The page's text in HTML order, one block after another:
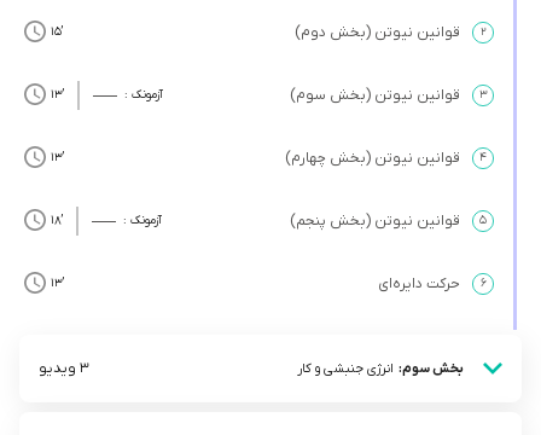
۲ قوانین نیوتن (بخش دوم) ’15
۳ قوانین نیوتن (بخش سوم) آزمونک : ’13
۴ قوانین نیوتن (بخش چهارم) ’13
۵ قوانین نیوتن (بخش پنجم) آزمونک : ’18
۶ حرکت دایره‌ای ’13
بخش سوم: انرژی جنبشی و کار 3 ویدیو